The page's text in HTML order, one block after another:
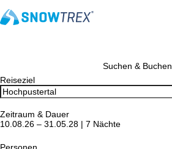
Suchen & Buchen
Reiseziel
Zeitraum & Dauer
10.08.26 – 31.05.28 | 7 Nächte